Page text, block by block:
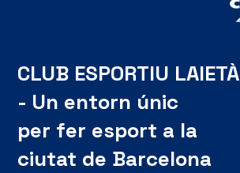
CLUB ESPORTIU LAIETÀ
- Un entorn únic
per fer esport a la
ciutat de Barcelona